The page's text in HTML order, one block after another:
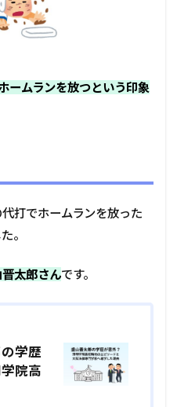
ームランを放つという印象
打でホームランを放った
。
太郎さんです。
学歴
院高